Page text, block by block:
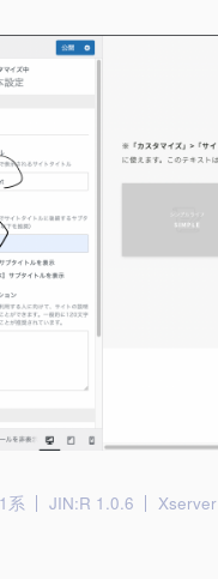
系 JIN:R 1.0.6 Xserver